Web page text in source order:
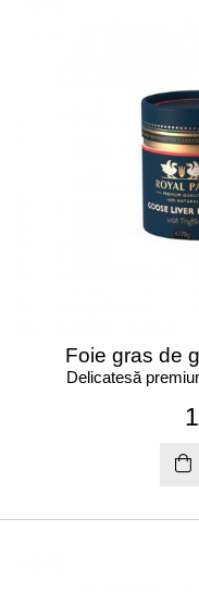
Foie gras de
Delicatesă